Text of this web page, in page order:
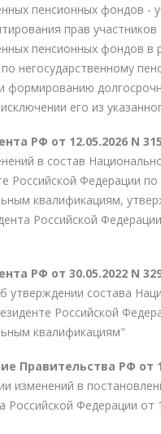
пенсионных фондов -
прав участников
пенсионных фондов в
негосударственному
формированию
его из
РФ от 12.05.2026 N 315
в состав
Российской Федерации по
квалификациям,
Российской
РФ от 30.05.2022 N
утверждении состава
Российской
квалификациям"
Правительства РФ от
изменений в
Российской Федерации от